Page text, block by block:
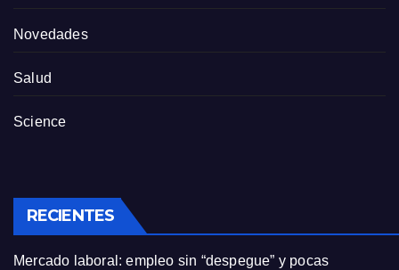
Novedades
Salud
Science
RECIENTES
Mercado laboral: empleo sin “despegue” y pocas